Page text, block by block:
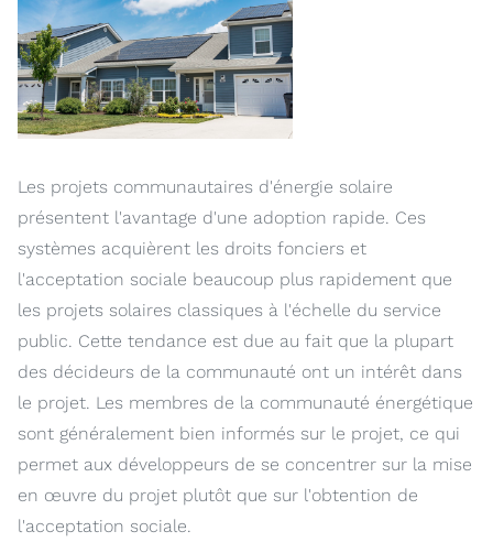
Les projets communautaires d'énergie solaire
présentent l'avantage d'une adoption rapide. Ces
systèmes acquièrent les droits fonciers et
l'acceptation sociale beaucoup plus rapidement que
les projets solaires classiques à l'échelle du service
public. Cette tendance est due au fait que la plupart
des décideurs de la communauté ont un intérêt dans
le projet. Les membres de la communauté énergétique
sont généralement bien informés sur le projet, ce qui
permet aux développeurs de se concentrer sur la mise
en œuvre du projet plutôt que sur l'obtention de
l'acceptation sociale.